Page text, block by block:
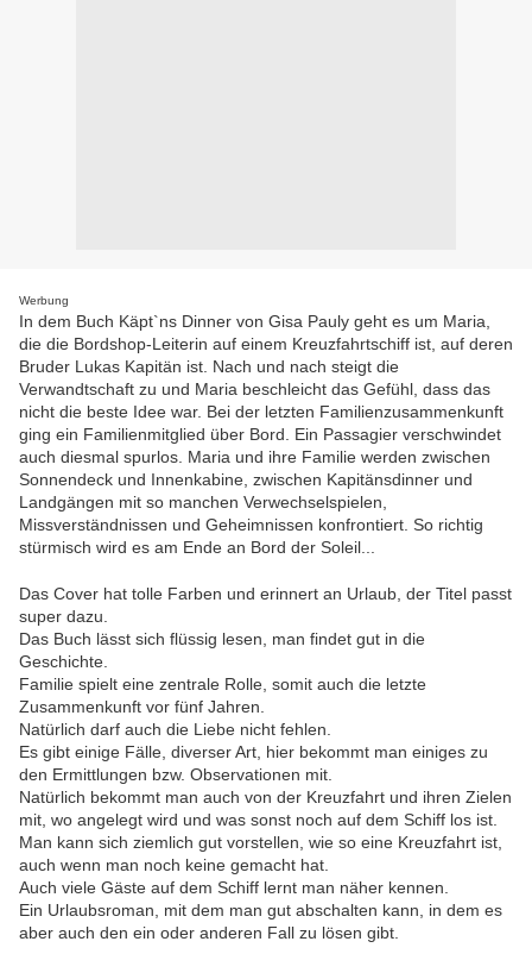
Werbung
In dem Buch Käpt`ns Dinner von Gisa Pauly geht es um Maria,
die die Bordshop-Leiterin auf einem Kreuzfahrtschiff ist, auf deren
Bruder Lukas Kapitän ist. Nach und nach steigt die
Verwandtschaft zu und Maria beschleicht das Gefühl, dass das
nicht die beste Idee war. Bei der letzten Familienzusammenkunft
ging ein Familienmitglied über Bord. Ein Passagier verschwindet
auch diesmal spurlos. Maria und ihre Familie werden zwischen
Sonnendeck und Innenkabine, zwischen Kapitänsdinner und
Landgängen mit so manchen Verwechselspielen,
Missverständnissen und Geheimnissen konfrontiert. So richtig
stürmisch wird es am Ende an Bord der Soleil...
Das Cover hat tolle Farben und erinnert an Urlaub, der Titel passt
super dazu.
Das Buch lässt sich flüssig lesen, man findet gut in die
Geschichte.
Familie spielt eine zentrale Rolle, somit auch die letzte
Zusammenkunft vor fünf Jahren.
Natürlich darf auch die Liebe nicht fehlen.
Es gibt einige Fälle, diverser Art, hier bekommt man einiges zu
den Ermittlungen bzw. Observationen mit.
Natürlich bekommt man auch von der Kreuzfahrt und ihren Zielen
mit, wo angelegt wird und was sonst noch auf dem Schiff los ist.
Man kann sich ziemlich gut vorstellen, wie so eine Kreuzfahrt ist,
auch wenn man noch keine gemacht hat.
Auch viele Gäste auf dem Schiff lernt man näher kennen.
Ein Urlaubsroman, mit dem man gut abschalten kann, in dem es
aber auch den ein oder anderen Fall zu lösen gibt.